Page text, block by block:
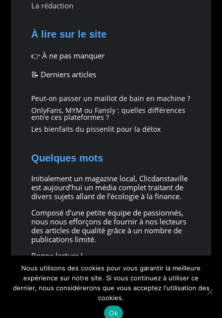
La rédaction
À lire sur le site
👉 À ne pas manquer
📝 Derniers articles
Peut-on passer un maillot de bain en machine ?
OnlyFans, MYM ou Fansly : quelles différences
entre ces plateformes ?
Les bienfaits du pissenlit pour la détox
Quelques mots
Initialement un magazine local, Clicdanstaville
est aujourd’hui un média complet traitant de
divers sujets allant de l’écologie à la finance.
Composé d’une petite équipe de passionnés,
nous nous efforçons de fournir à nos lecteurs
des articles de qualité grâce à un nombre de
publications limité.
Bonne lecture !
Copyright © 2026 all rights reserved
Nous utilisons des cookies pour vous garantir la meilleure
expérience sur notre site. Si vous continuez à utiliser ce
dernier, nous considérerons que vous acceptez l'utilisation des
cookies.
Ok